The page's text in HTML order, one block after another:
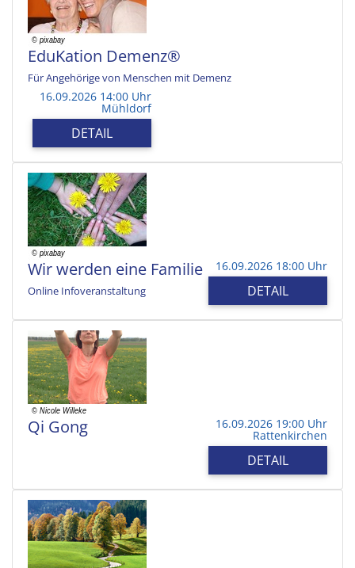
EduKation Demenz®
Für Angehörige von Menschen mit Demenz
16.09.2026 14:00 Uhr
Mühldorf
DETAIL
Wir werden eine Familie
Online Infoveranstaltung
16.09.2026 18:00 Uhr
DETAIL
Qi Gong 16.09.2026 19:00 Uhr
Rattenkirchen
DETAIL